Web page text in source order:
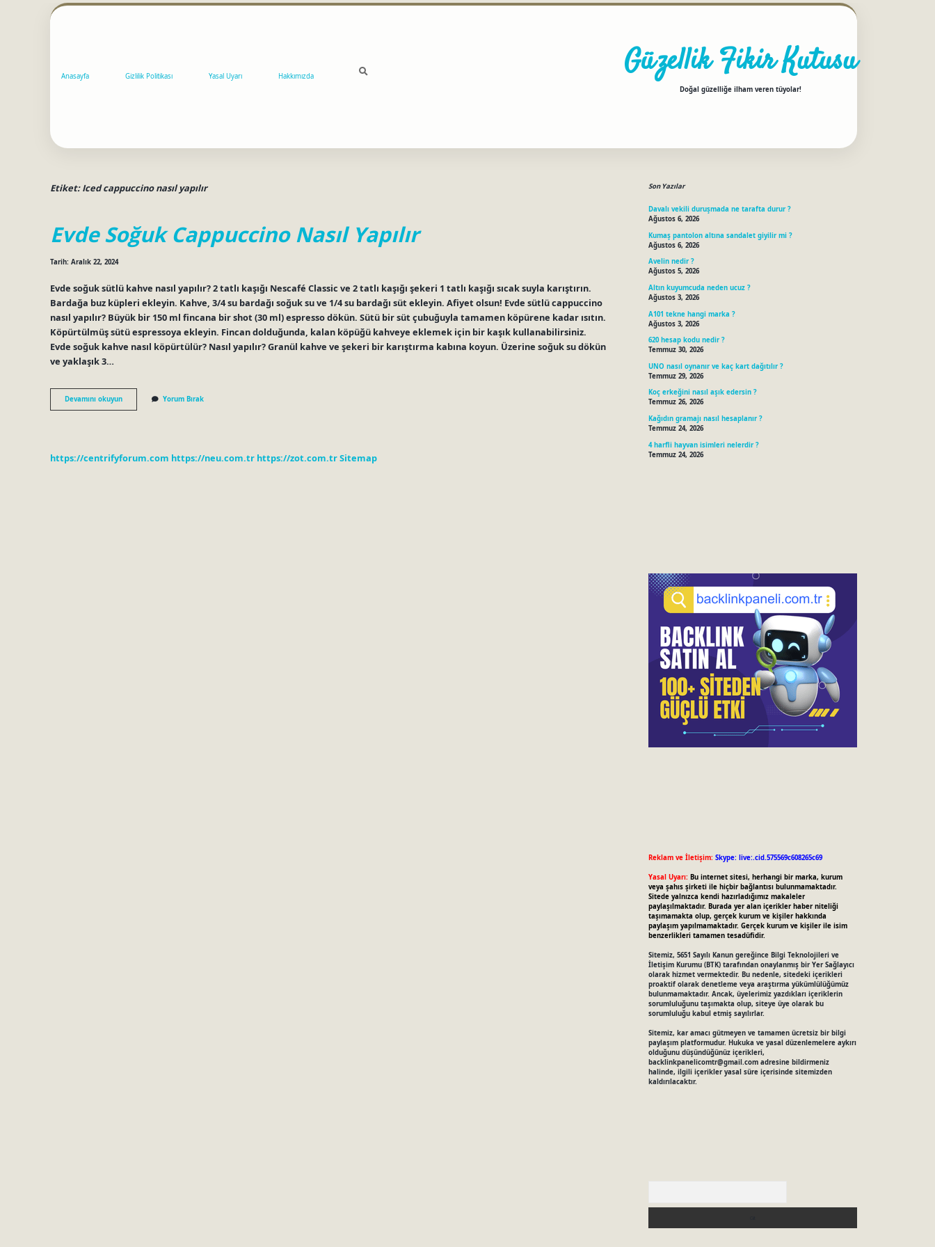
Anasayfa Gizlilik Politikası Yasal Uyarı Hakkımızda Güzellik Fikir Kutusu
Doğal güzelliğe ilham veren tüyolar!
Etiket:Iced cappuccino nasıl yapılır
Evde Soğuk Cappuccino Nasıl Yapılır
Tarih: Aralık 22, 2024
Evde soğuk sütlü kahve nasıl yapılır? 2 tatlı kaşığı Nescafé Classic ve 2 tatlı kaşığı şekeri 1 tatlı kaşığı sıcak suyla karıştırın.
Bardağa buz küpleri ekleyin. Kahve, 3/4 su bardağı soğuk su ve 1/4 su bardağı süt ekleyin. Afiyet olsun! Evde sütlü cappuccino
nasıl yapılır? Büyük bir 150 ml fincana bir shot (30 ml) espresso dökün. Sütü bir süt çubuğuyla tamamen köpürene kadar ısıtın.
Köpürtülmüş sütü espressoya ekleyin. Fincan dolduğunda, kalan köpüğü kahveye eklemek için bir kaşık kullanabilirsiniz.
Evde soğuk kahve nasıl köpürtülür? Nasıl yapılır? Granül kahve ve şekeri bir karıştırma kabına koyun. Üzerine soğuk su dökün
ve yaklaşık 3…
Devamını okuyunEvde
Soğuk
Yorum Bırak
https://centrifyforum.com https://neu.com.tr https://zot.com.trSitemap
Son Yazılar
Davalı vekili duruşmada ne tarafta durur ?
Ağustos 6, 2026
Kumaş pantolon altına sandalet giyilir mi ?
Ağustos 6, 2026
Avelin nedir ?
Ağustos 5, 2026
Altın kuyumcuda neden ucuz ?
Ağustos 3, 2026
A101 tekne hangi marka ?
Ağustos 3, 2026
620 hesap kodu nedir ?
Temmuz 30, 2026
UNO nasıl oynanır ve kaç kart dağıtılır ?
Temmuz 29, 2026
Koç erkeğini nasıl aşık edersin ?
Temmuz 26, 2026
Kağıdın gramajı nasıl hesaplanır ?
Temmuz 24, 2026
4 harfli hayvan isimleri nelerdir ?
Temmuz 24, 2026
Reklam ve İletişim: Skype: live:.cid.575569c608265c69
Yasal Uyarı: Bu internet sitesi, herhangi bir marka, kurum
veya şahıs şirketi ile hiçbir bağlantısı bulunmamaktadır.
Sitede yalnızca kendi hazırladığımız makaleler
paylaşılmaktadır. Burada yer alan içerikler haber niteliği
taşımamakta olup, gerçek kurum ve kişiler hakkında
paylaşım yapılmamaktadır. Gerçek kurum ve kişiler ile isim
benzerlikleri tamamen tesadüfidir.
Sitemiz, 5651 Sayılı Kanun gereğince Bilgi Teknolojileri ve
İletişim Kurumu (BTK) tarafından onaylanmış bir Yer Sağlayıcı
olarak hizmet vermektedir. Bu nedenle, sitedeki içerikleri
proaktif olarak denetleme veya araştırma yükümlülüğümüz
bulunmamaktadır. Ancak, üyelerimiz yazdıkları içeriklerin
sorumluluğunu taşımakta olup, siteye üye olarak bu
sorumluluğu kabul etmiş sayılırlar.
Sitemiz, kar amacı gütmeyen ve tamamen ücretsiz bir bilgi
paylaşım platformudur. Hukuka ve yasal düzenlemelere aykırı
olduğunu düşündüğünüz içerikleri,
backlinkpanelicomtr@gmail.comadresine bildirmeniz
halinde, ilgili içerikler yasal süre içerisinde sitemizden
kaldırılacaktır.